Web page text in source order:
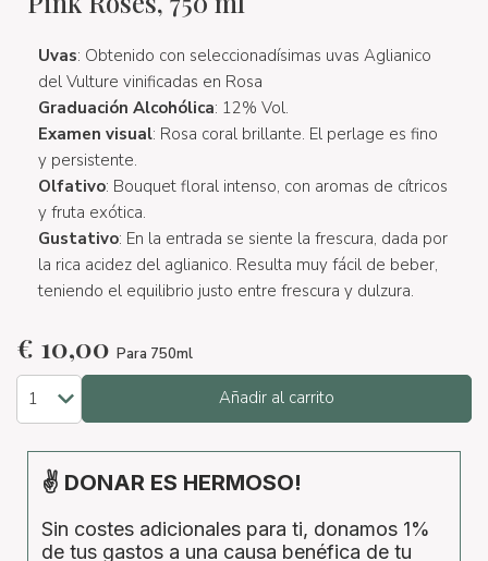
Uvas: Obtenido con seleccionadísimas uvas Aglianico
del Vulture vinificadas en Rosa
Graduación Alcohólica: 12% Vol.
Examen visual: Rosa coral brillante. El perlage es fino
y persistente.
Olfativo: Bouquet floral intenso, con aromas de cítricos
y fruta exótica.
Gustativo: En la entrada se siente la frescura, dada por
la rica acidez del aglianico. Resulta muy fácil de beber,
teniendo el equilibrio justo entre frescura y dulzura.
€ 10,00 Para 750ml
Añadir al carrito
✌ DONAR ES HERMOSO!
Sin costes adicionales para ti, donamos 1%
de tus gastos a una causa benéfica de tu